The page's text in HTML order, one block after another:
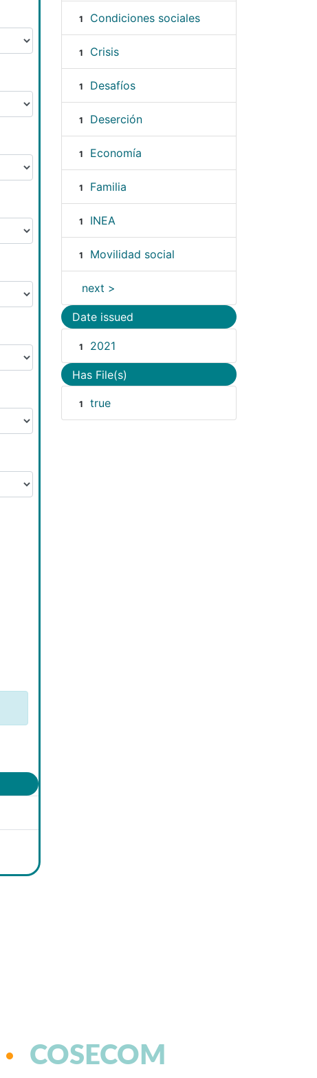
1 Condiciones sociales
1 Crisis
1 Desafíos
1 Deserción
1 Economía
1 Familia
1 INEA
1 Movilidad social
next >
Date issued
1 2021
Has File(s)
1 true
COSECOM